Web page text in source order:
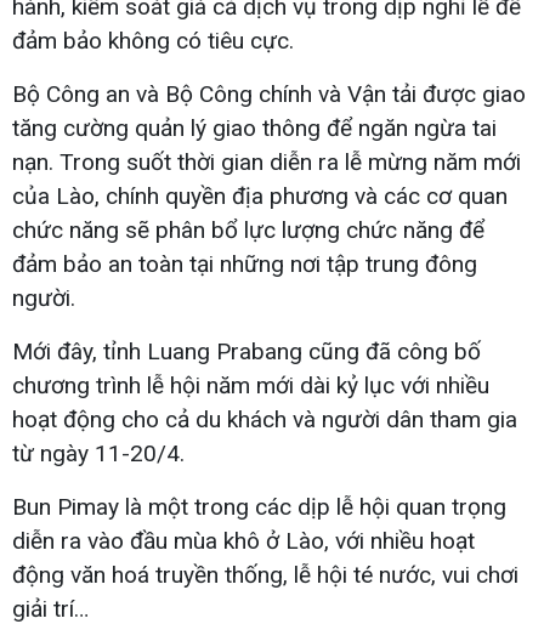
hành, kiểm soát giá cả dịch vụ trong dịp nghỉ lễ để
đảm bảo không có tiêu cực.
Bộ Công an và Bộ Công chính và Vận tải được giao
tăng cường quản lý giao thông để ngăn ngừa tai
nạn. Trong suốt thời gian diễn ra lễ mừng năm mới
của Lào, chính quyền địa phương và các cơ quan
chức năng sẽ phân bổ lực lượng chức năng để
đảm bảo an toàn tại những nơi tập trung đông
người.
Mới đây, tỉnh Luang Prabang cũng đã công bố
chương trình lễ hội năm mới dài kỷ lục với nhiều
hoạt động cho cả du khách và người dân tham gia
từ ngày 11-20/4.
Bun Pimay là một trong các dịp lễ hội quan trọng
diễn ra vào đầu mùa khô ở Lào, với nhiều hoạt
động văn hoá truyền thống, lễ hội té nước, vui chơi
giải trí…